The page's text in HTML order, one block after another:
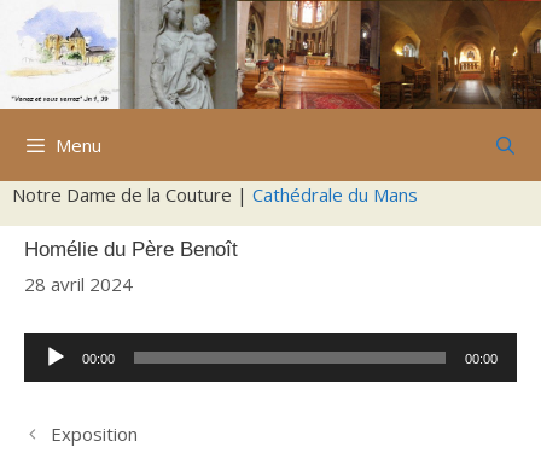
Aller
contenu
Menu
Notre Dame de la Couture | Cathédrale du Mans
Homélie du Père Benoît
28 avril 2024
Lecteur
audio
00:00 00:00
Exposition